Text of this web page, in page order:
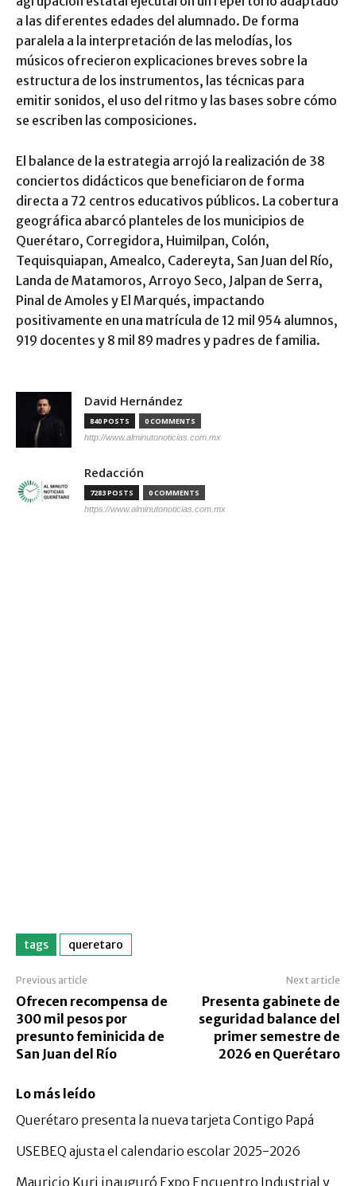
a las diferentes edades del alumnado. De forma
paralela a la interpretación de las melodías, los
músicos ofrecieron explicaciones breves sobre la
estructura de los instrumentos, las técnicas para
emitir sonidos, el uso del ritmo y las bases sobre cómo
se escriben las composiciones.
El balance de la estrategia arrojó la realización de 38
conciertos didácticos que beneficiaron de forma
directa a 72 centros educativos públicos. La cobertura
geográfica abarcó planteles de los municipios de
Querétaro, Corregidora, Huimilpan, Colón,
Tequisquiapan, Amealco, Cadereyta, San Juan del Río,
Landa de Matamoros, Arroyo Seco, Jalpan de Serra,
Pinal de Amoles y El Marqués, impactando
positivamente en una matrícula de 12 mil 954 alumnos,
919 docentes y 8 mil 89 madres y padres de familia.
David Hernández
840 POSTS 0 COMMENTS
http://www.alminutonoticias.com.mx
Redacción
7283 POSTS 0 COMMENTS
https://www.alminutonoticias.com.mx
tags queretaro
Previous article
Ofrecen recompensa de
300 mil pesos por
presunto feminicida de
San Juan del Río
Next article
Presenta gabinete de
seguridad balance del
primer semestre de
2026 en Querétaro
Lo más leído
Querétaro presenta la nueva tarjeta Contigo Papá
USEBEQ ajusta el calendario escolar 2025-2026
Mauricio Kuri inauguró Expo Encuentro Industrial y